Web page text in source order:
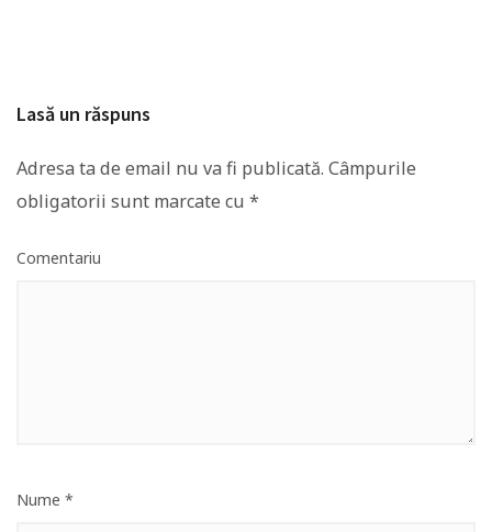
Lasă un răspuns
Adresa ta de email nu va fi publicată. Câmpurile
obligatorii sunt marcate cu *
Comentariu
Nume *